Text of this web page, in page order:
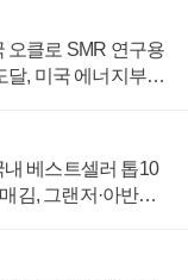
오클로 SMR 연구용
달, 미국 에너지부
베스트셀러 톱10
김, 그랜저·아반떼